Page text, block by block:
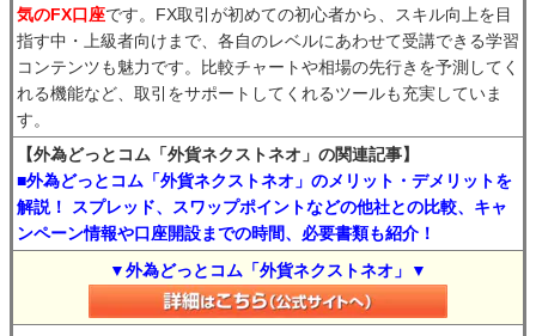
気のFX口座です。FX取引が初めての初心者から、スキル向上を目
指す中・上級者向けまで、各自のレベルにあわせて受講できる学習
コンテンツも魅力です。比較チャートや相場の先行きを予測してく
れる機能など、取引をサポートしてくれるツールも充実していま
す。
【外為どっとコム「外貨ネクストネオ」の関連記事】
■外為どっとコム「外貨ネクストネオ」のメリット・デメリットを
解説！ スプレッド、スワップポイントなどの他社との比較、キャ
ンペーン情報や口座開設までの時間、必要書類も紹介！
▼外為どっとコム「外貨ネクストネオ」▼